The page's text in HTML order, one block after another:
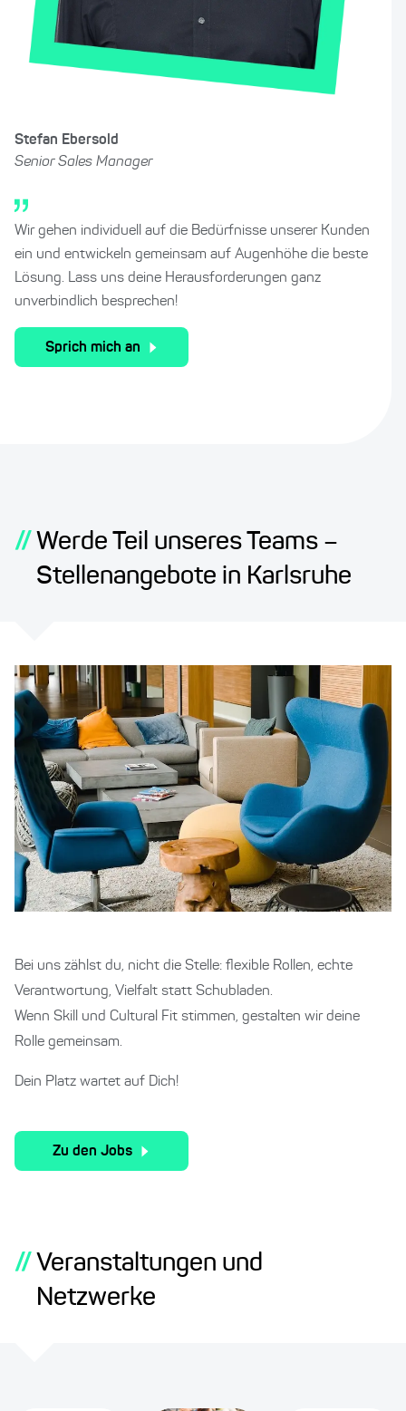
Stefan Ebersold
Senior Sales Manager
Wir gehen individuell auf die Bedürfnisse unserer Kunden
ein und entwickeln gemeinsam auf Augenhöhe die beste
Lösung. Lass uns deine Herausforderungen ganz
unverbindlich besprechen!
Sprich mich an
// Werde Teil unseres Teams –
Stellenangebote in Karlsruhe
Bei uns zählst du, nicht die Stelle: flexible Rollen, echte
Verantwortung, Vielfalt statt Schubladen.
Wenn Skill und Cultural Fit stimmen, gestalten wir deine
Rolle gemeinsam.
Dein Platz wartet auf Dich!
Zu den Jobs
// Veranstaltungen und
Netzwerke